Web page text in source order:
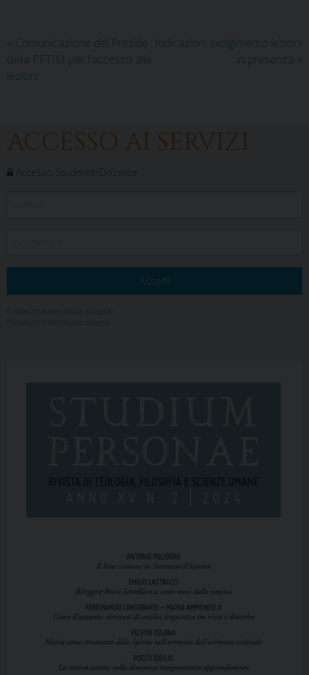
« Comunicazione del Preside
della PFTIM per l’accesso alle
lezioni
Indicazioni svolgimento lezioni
in presenza »
ACCESSO AI SERVIZI
Password dimenticata studenti
Password dimenticata docenti